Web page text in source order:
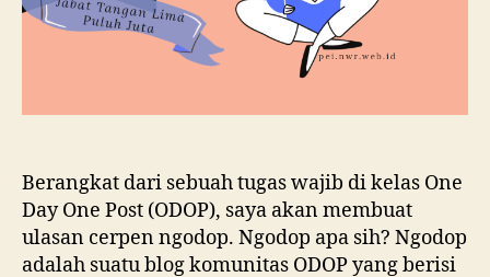
Berangkat dari sebuah tugas wajib di kelas One
Day One Post (ODOP), saya akan membuat
ulasan cerpen ngodop. Ngodop apa sih? Ngodop
adalah suatu blog komunitas ODOP yang berisi